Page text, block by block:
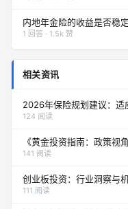
内地年金险的收益是否稳
1 回答 · 1.5k 赞
相关资讯
2026年保险规划建议：适
124 阅读
《黄金投资指南：政策视
141 阅读
创业板投资：行业洞察与
111 阅读